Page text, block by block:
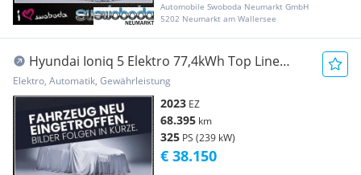
Automobile Swoboda Neumarkt GmbH
5202 Neumarkt am Wallersee
Hyundai Ioniq 5 Elektro 77,4kWh Top Line
Long Range AWD...
Elektro, Automatik, Gewährleistung
2023 EZ
68.395 km
325 PS (239 kW)
€ 38.150